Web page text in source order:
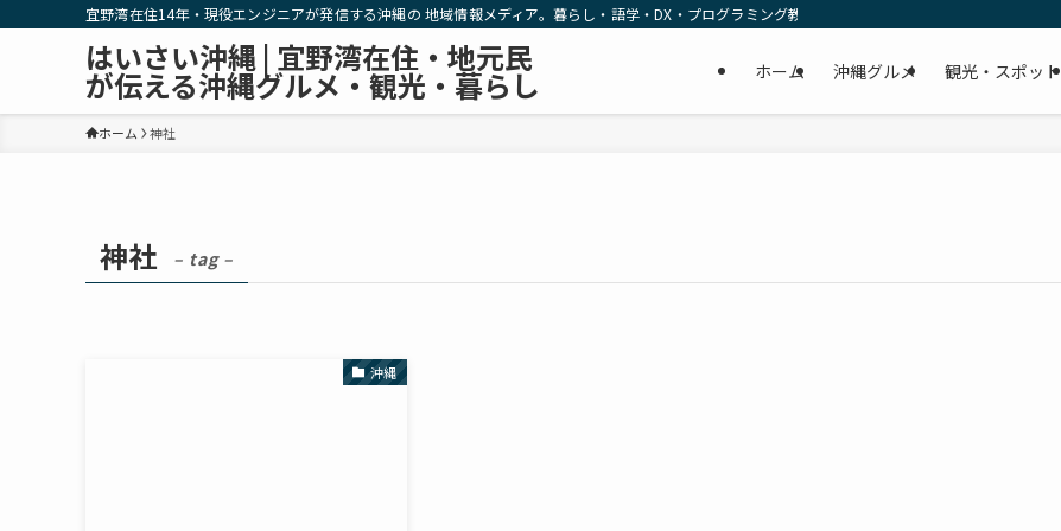
宜野湾在住14年・現役エンジニアが発信する沖縄の 地域情報メディア。暮らし・語学・DX・プログラミング教育の リアルな一次情報をお届けします。
はいさい沖縄 | 宜野湾在住・地元民
が伝える沖縄グルメ・観光・暮らし ホーム 沖縄グルメ 観光・スポット
ホーム 神社
神社 – tag –
沖縄